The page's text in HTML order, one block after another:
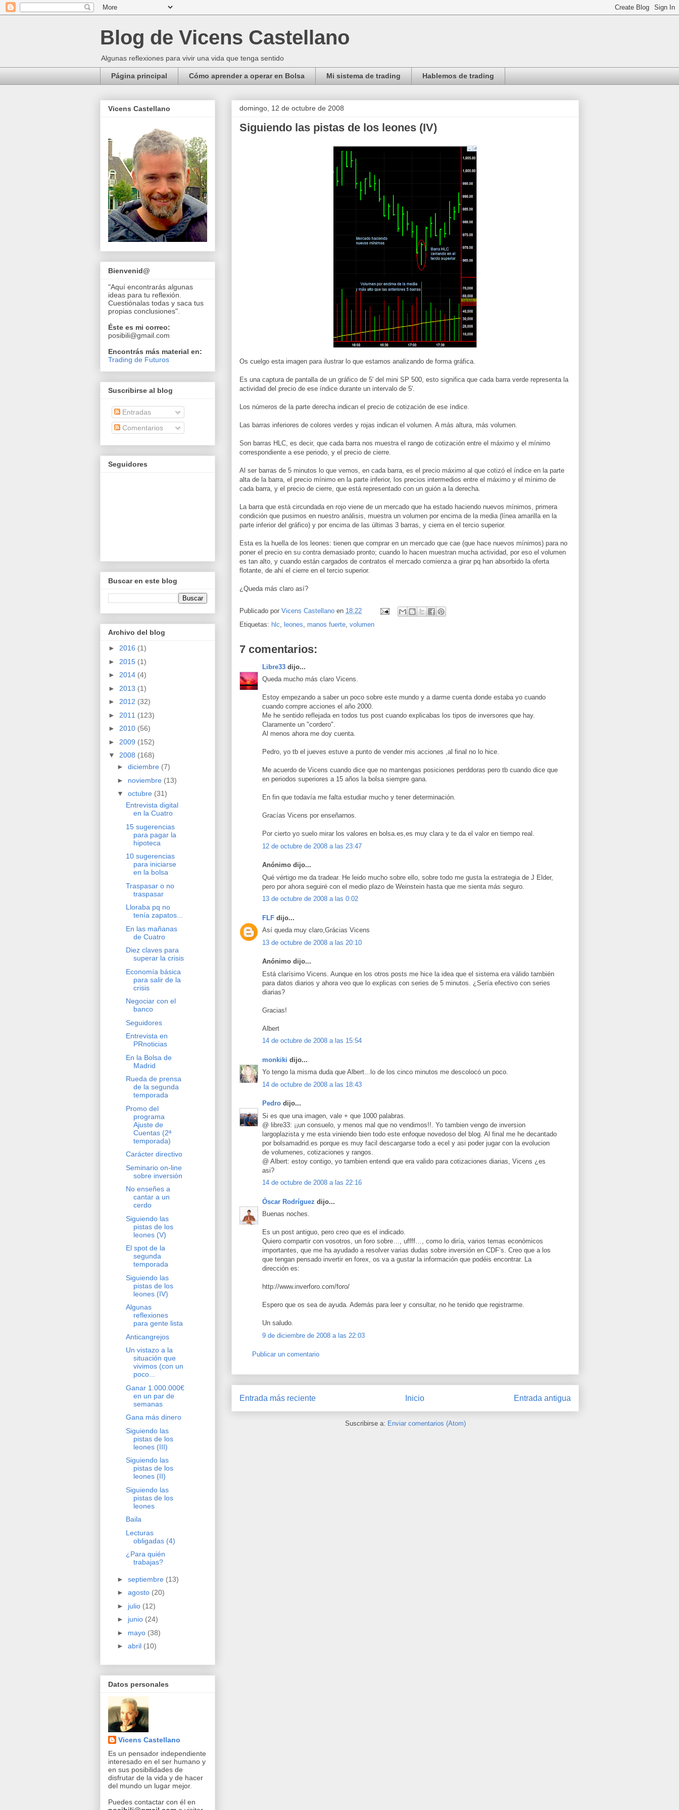
Blog de Vicens Castellano
Algunas reflexiones para vivir una vida que tenga sentido
Página principal Cómo aprender a operar en Bolsa Mi sistema de trading Hablemos de trading
domingo, 12 de octubre de 2008
Siguiendo las pistas de los leones (IV)
Os cuelgo esta imagen para ilustrar lo que estamos analizando de forma gráfica.
Es una captura de pantalla de un gráfico de 5' del mini SP 500, esto significa que cada barra verde representa la
actividad del precio de ese índice durante un intervalo de 5'.
Los números de la parte derecha indican el precio de cotización de ese índice.
Las barras inferiores de colores verdes y rojas indican el volumen. A más altura, más volumen.
Son barras HLC, es decir, que cada barra nos muestra el rango de cotización entre el máximo y el mínimo
correspondiente a ese periodo, y el precio de cierre.
Al ser barras de 5 minutos lo que vemos, en cada barra, es el precio máximo al que cotizó el índice en la parte
alta de la barra, el precio mínimo en la parte inferior, los precios intermedios entre el máximo y el mínimo de
cada barra, y el precio de cierre, que está representado con un guión a la derecha.
La barra que está circundada en rojo viene de un mercado que ha estado haciendo nuevos mínimos, primera
condición que pusimos en nuestro análisis, muestra un volumen por encima de la media (línea amarilla en la
parte inferior del gráfico) y por encima de las últimas 3 barras, y cierra en el tercio superior.
Esta es la huella de los leones: tienen que comprar en un mercado que cae (que hace nuevos mínimos) para no
poner el precio en su contra demasiado pronto; cuando lo hacen muestran mucha actividad, por eso el volumen
es tan alto, y cuando están cargados de contratos el mercado comienza a girar pq han absorbido la oferta
flotante, de ahí el cierre en el tercio superior.
¿Queda más claro así?
Publicado por Vicens Castellano en 18:22
Etiquetas: hlc leones manos fuerte volumen
7 comentarios:
Libre33 dijo...
Queda mucho más claro Vicens.
Estoy empezando a saber un poco sobre este mundo y a darme cuenta donde estaba yo cuando
cuando compre acciones el año 2000.
Me he sentido reflejada en todos tus post cuando explicabas los tipos de inversores que hay.
Claramente un "cordero".
Al menos ahora me doy cuenta.
Pedro, yo tb el jueves estuve a punto de vender mis acciones ,al final no lo hice.
Me acuerdo de Vicens cuando dice que no mantengas posiciones perddoras pero tb cuando dice que
en periodos superiores a 15 años la bolsa siempre gana.
En fin que todavía me falta estudiar mucho y tener determinación.
Gracías Vicens por enseñarnos.
Por cierto yo suelo mirar los valores en bolsa.es,es muy clara y te da el valor en tiempo real.
12 de octubre de 2008 a las 23:47
Anónimo dijo...
Qué vértigo me da tradear. He leido mucho sobre ello, sobre todo me gusta la estrategia de J Elder,
pero por ahora seguiré con el medio plazo de Weinstein hasta que me sienta más seguro.
13 de octubre de 2008 a las 0:02
FLF dijo...
Así queda muy claro,Grácias Vicens
13 de octubre de 2008 a las 20:10
Anónimo dijo...
Está clarísimo Vicens. Aunque en los otros posts me hice la idea que el sistema era válido también
para datos diarios y ahora veo que lo explicas con series de 5 minutos. ¿Sería efectivo con series
diarias?
Gracias!
Albert
14 de octubre de 2008 a las 15:54
monkiki dijo...
Yo tengo la misma duda que Albert...lo de los cinco minutos me descolocó un poco.
14 de octubre de 2008 a las 18:43
Pedro dijo...
Si es que una imagen, vale + que 1000 palabras.
@ libre33: ¡¡un consuelo, y menos mal que no vendimos!!. Yo tambien vengo de inversion
largoplazista y me esta viniendo bien todo este enfoque novedoso del blog. Al final me he decantado
por bolsamadrid.es porque es muy facil descargarse todo a ecel y asi poder jugar con la evolucion
de volumenes, cotizaciones y rangos.
@ Albert: estoy contigo, yo tambien entendi que era valido para cotizaciones diarias, Vicens ¿es
asi?
14 de octubre de 2008 a las 22:16
Óscar Rodríguez dijo...
Buenas noches.
Es un post antiguo, pero creo que es el indicado.
Quiero compartir con vosotros, un foro sobre…, uffff…, como lo diría, varios temas económicos
importantes, que me ha ayudado a resolver varias dudas sobre inversión en CDF’s. Creo que a los
que tengan pensado invertir en forex, os va a gustar la información que podéis encontrar. La
dirección es:
http://www.inverforo.com/foro/
Espero que os sea de ayuda. Además para leer y consultar, no he tenido que registrarme.
Un saludo.
9 de diciembre de 2008 a las 22:03
Publicar un comentario
Entrada más reciente Entrada antigua
Inicio
Suscribirse a: Enviar comentarios (Atom)
Vicens Castellano
Bienvenid@
"Aquí encontrarás algunas
ideas para tu reflexión.
Cuestiónalas todas y saca tus
propias conclusiones".
Éste es mi correo:
posibili@gmail.com
Encontrás más material en:
Trading de Futuros
Suscribirse al blog
Entradas
Comentarios
Seguidores
Buscar en este blog
Archivo del blog
► 2016 (1)
► 2015 (1)
► 2014 (4)
► 2013 (1)
► 2012 (32)
► 2011 (123)
► 2010 (56)
► 2009 (152)
▼ 2008 (168)
► diciembre (7)
► noviembre (13)
▼ octubre (31)
Entrevista digital
en la Cuatro
15 sugerencias
para pagar la
hipoteca
10 sugerencias
para iniciarse
en la bolsa
Traspasar o no
traspasar
Lloraba pq no
tenía zapatos...
En las mañanas
de Cuatro
Diez claves para
superar la crisis
Economía básica
para salir de la
crisis
Negociar con el
banco
Seguidores
Entrevista en
PRnoticias
En la Bolsa de
Madrid
Rueda de prensa
de la segunda
temporada
Promo del
programa
Ajuste de
Cuentas (2ª
temporada)
Carácter directivo
Seminario on-line
sobre inversión
No enseñes a
cantar a un
cerdo
Siguiendo las
pistas de los
leones (V)
El spot de la
segunda
temporada
Siguiendo las
pistas de los
leones (IV)
Algunas
reflexiones
para gente lista
Anticangrejos
Un vistazo a la
situación que
vivimos (con un
poco...
Ganar 1.000.000€
en un par de
semanas
Gana más dinero
Siguiendo las
pistas de los
leones (III)
Siguiendo las
pistas de los
leones (II)
Siguiendo las
pistas de los
leones
Baila
Lecturas
obligadas (4)
¿Para quién
trabajas?
► septiembre (13)
► agosto (20)
► julio (12)
► junio (24)
► mayo (38)
► abril (10)
Datos personales
Vicens Castellano
Es un pensador independiente
interesado en el ser humano y
en sus posibilidades de
disfrutar de la vida y de hacer
del mundo un lugar mejor.
Puedes contactar con él en